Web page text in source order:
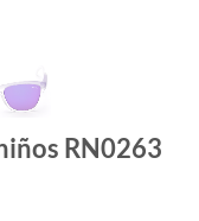
RN0263